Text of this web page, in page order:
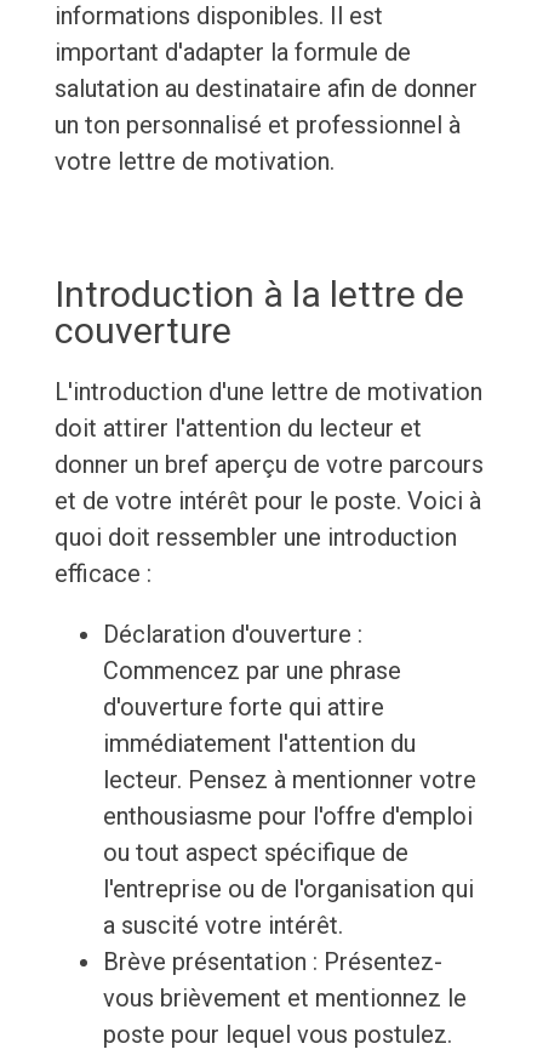
informations disponibles. Il est
important d'adapter la formule de
salutation au destinataire afin de donner
un ton personnalisé et professionnel à
votre lettre de motivation.
Introduction à la lettre de
couverture
L'introduction d'une lettre de motivation
doit attirer l'attention du lecteur et
donner un bref aperçu de votre parcours
et de votre intérêt pour le poste. Voici à
quoi doit ressembler une introduction
efficace :
Déclaration d'ouverture :
Commencez par une phrase
d'ouverture forte qui attire
immédiatement l'attention du
lecteur. Pensez à mentionner votre
enthousiasme pour l'offre d'emploi
ou tout aspect spécifique de
l'entreprise ou de l'organisation qui
a suscité votre intérêt.
Brève présentation : Présentez-
vous brièvement et mentionnez le
poste pour lequel vous postulez.